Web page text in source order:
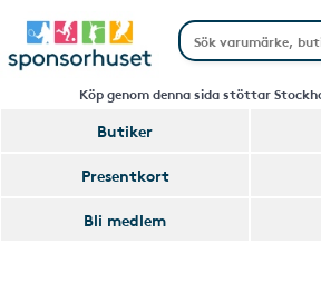
Köp genom denna sida stöttar
Butiker
Presentkort
Bli medlem